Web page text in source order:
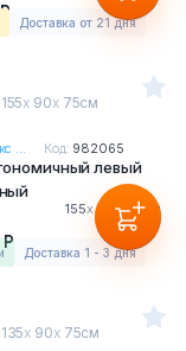
Доставка от 21 дня
х 90х 75см
... Код: 982065
левый
155х90х75см
Доставка 1 - 3 дня
х 90х 75см